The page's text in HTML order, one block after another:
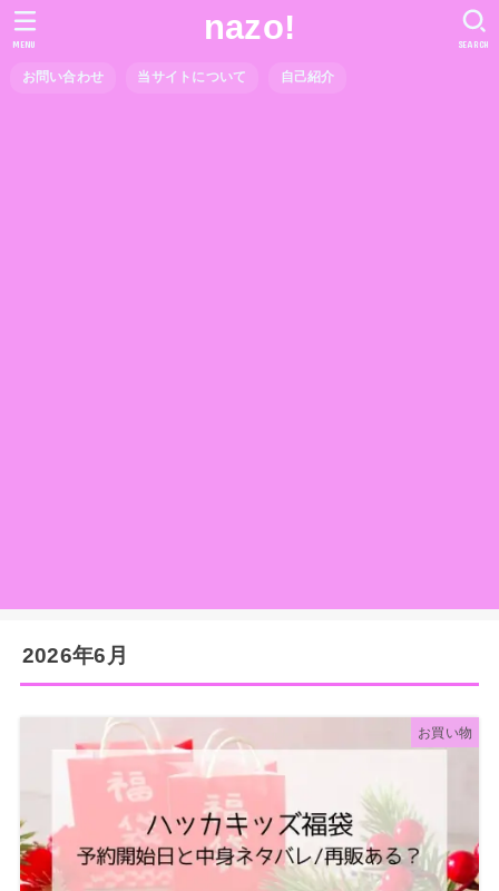
nazo!
お問い合わせ 当サイトについて 自己紹介
SEARCH
MENU
2026年6月
お買い物